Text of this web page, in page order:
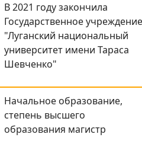
В 2021 году закончила
Государственное учреждение
"Луганский национальный
университет имени Тараса
Шевченко"
Начальное образование,
степень высшего
образования магистр